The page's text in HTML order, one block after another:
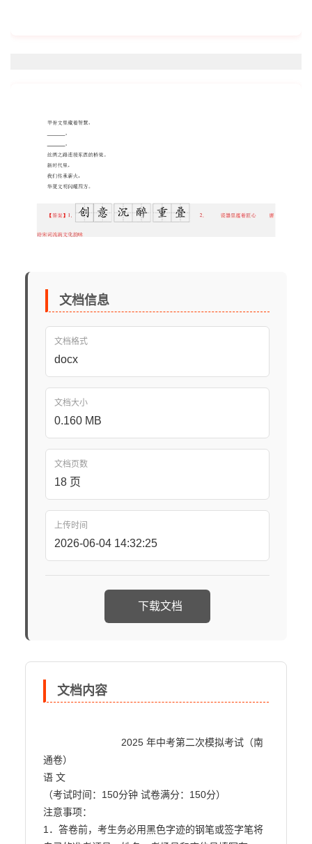
文档信息
文档格式
docx
文档大小
0.160 MB
文档页数
18 页
上传时间
2026-06-04 14:32:25
下载文档
文档内容